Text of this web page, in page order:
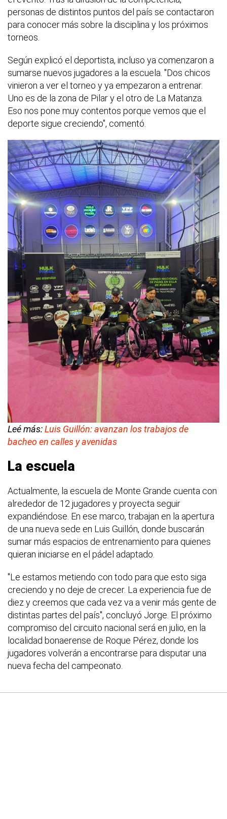
personas de distintos puntos del país se contactaron
para conocer más sobre la disciplina y los próximos
torneos.
Según explicó el deportista, incluso ya comenzaron a
sumarse nuevos jugadores a la escuela. "Dos chicos
vinieron a ver el torneo y ya empezaron a entrenar.
Uno es de la zona de Pilar y el otro de La Matanza.
Eso nos pone muy contentos porque vemos que el
deporte sigue creciendo", comentó.
Leé más:Luis Guillón: avanzan los trabajos de
bacheo en calles y avenidas
La escuela
Actualmente, la escuela de Monte Grande cuenta con
alrededor de 12 jugadores y proyecta seguir
expandiéndose. En ese marco, trabajan en la apertura
de una nueva sede en Luis Guillón, donde buscarán
sumar más espacios de entrenamiento para quienes
quieran iniciarse en el pádel adaptado.
"Le estamos metiendo con todo para que esto siga
creciendo y no deje de crecer. La experiencia fue de
diez y creemos que cada vez va a venir más gente de
distintas partes del país", concluyó Jorge. El próximo
compromiso del circuito nacional será en julio, en la
localidad bonaerense de Roque Pérez, donde los
jugadores volverán a encontrarse para disputar una
nueva fecha del campeonato.